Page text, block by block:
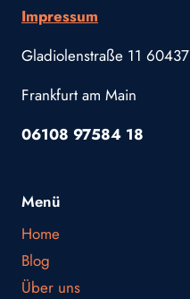
Impressum
Gladiolenstraße 11 60437
Frankfurt am Main
06108 97584 18
Menü
Home
Blog
Über uns